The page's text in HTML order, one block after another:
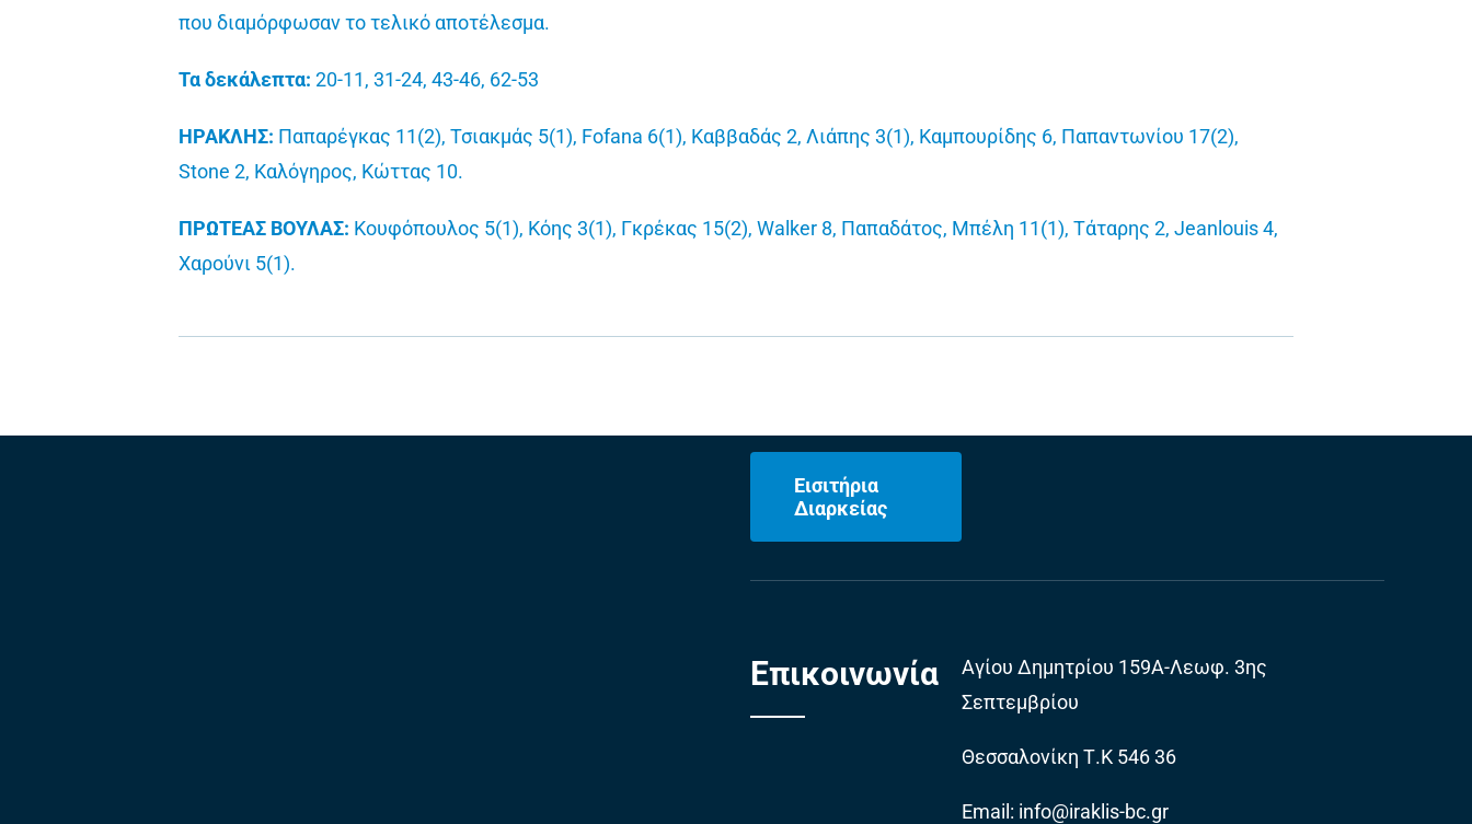
που διαμόρφωσαν το τελικό αποτέλεσμα.
Τα δεκάλεπτα: 20-11, 31-24, 43-46, 62-53
ΗΡΑΚΛΗΣ: Παπαρέγκας 11(2), Τσιακμάς 5(1), Fofana 6(1), Καββαδάς 2, Λιάπης 3(1), Καμπουρίδης 6, Παπαντωνίου 17(2),
Stone 2, Καλόγηρος, Κώττας 10.
ΠΡΩΤΕΑΣ ΒΟΥΛΑΣ: Κουφόπουλος 5(1), Κόης 3(1), Γκρέκας 15(2), Walker 8, Παπαδάτος, Μπέλη 11(1), Τάταρης 2, Jeanlouis 4,
Χαρούνι 5(1).
Εισιτήρια
Διαρκείας
Επικοινωνία
Αγίου Δημητρίου 159Α-Λεωφ. 3ης
Σεπτεμβρίου
Θεσσαλονίκη Τ.Κ 546 36
Email: info@iraklis-bc.gr